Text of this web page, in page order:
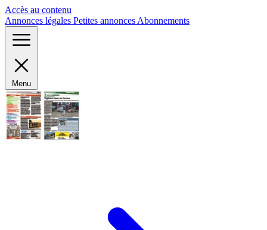
Accès au contenu
Annonces légales Petites annonces Abonnements
Menu
Panneau de gestion des cookies